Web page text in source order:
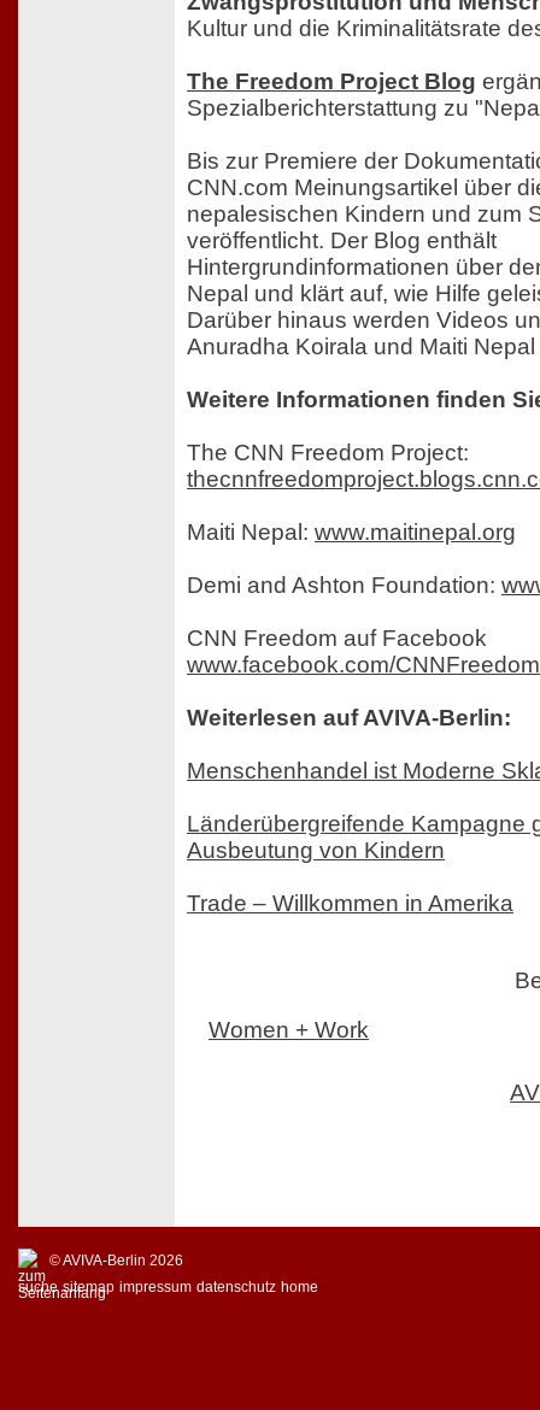
Kultur und die Kriminalitätsrate
The Freedom Project Blog
Spezialberichterstattung zu
Bis zur Premiere der
CNN.com Meinungsartikel über
nepalesischen Kindern und zum
veröffentlicht. Der Blog enthält
Hintergrundinformationen über
Nepal und klärt auf, wie Hilfe
Darüber hinaus werden Videos
Anuradha Koirala und Maiti
Weitere Informationen finden
The CNN Freedom Project:
Maiti Nepal: www.maitinepal.org
Demi and Ashton Foundation:
CNN Freedom auf Facebook
www.facebook.com/CNNFreedom
Weiterlesen auf AVIVA-Berlin:
Menschenhandel ist Moderne
Länderübergreifende Kampagne
Ausbeutung von Kindern
Trade – Willkommen in Amerika
Women + Work
© AVIVA-Berlin 2026
suche sitemap impressum datenschutz home